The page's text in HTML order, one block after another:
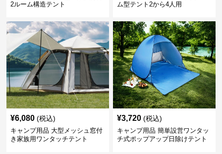
2ルーム構造テント
ム型テント2から4人用
¥6,080 (税込)
キャンプ用品 大型メッシュ窓付
き家族用ワンタッチテント
¥3,720 (税込)
キャンプ用品 簡単設営ワンタッ
チ式ポップアップ日除けテント